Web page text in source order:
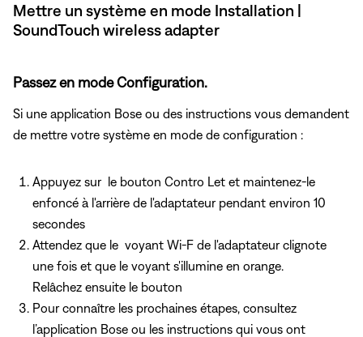
Mettre un système en mode Installation |
SoundTouch wireless adapter
Passez en mode Configuration.
Si une application Bose ou des instructions vous demandent
de mettre votre système en mode de configuration :
Appuyez sur le bouton Contro Let et maintenez-le
enfoncé à l'arrière de l'adaptateur pendant environ 10
secondes
Attendez que le voyant Wi-F de l'adaptateur clignote
une fois et que le voyant s'illumine en orange.
Relâchez ensuite le bouton
Pour connaître les prochaines étapes, consultez
l’application Bose ou les instructions qui vous ont